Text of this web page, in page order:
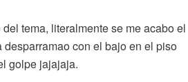
tema, literalmente se me acabo el
con el bajo en el piso
golpe jajajaja.